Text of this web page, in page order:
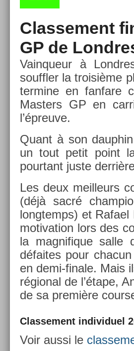
Clas­se­ment
GP de
Vain­queur à
souffl­er la troisiè­me
ter­mine en fan­fare
Mast­ers GP en
l’épreuve.
Quant à son
un tout petit point
pour­tant juste
Les deux meil­leurs
(déjà sacré
longtemps) et
motiva­tion lors des
la mag­nifique salle
défaites pour
en demi-finale. Mais
région­al de l’étape,
de sa première
Clas­se­ment in­dividuel
Voir aussi le